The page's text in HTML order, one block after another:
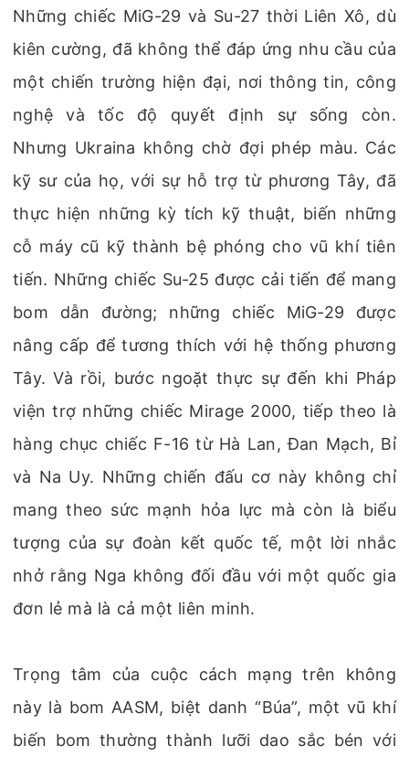
Những chiếc MiG-29 và Su-27 thời Liên Xô, dù
kiên cường, đã không thể đáp ứng nhu cầu của
một chiến trường hiện đại, nơi thông tin, công
nghệ và tốc độ quyết định sự sống còn.
Nhưng Ukraina không chờ đợi phép màu. Các
kỹ sư của họ, với sự hỗ trợ từ phương Tây, đã
thực hiện những kỳ tích kỹ thuật, biến những
cỗ máy cũ kỹ thành bệ phóng cho vũ khí tiên
tiến. Những chiếc Su-25 được cải tiến để mang
bom dẫn đường; những chiếc MiG-29 được
nâng cấp để tương thích với hệ thống phương
Tây. Và rồi, bước ngoặt thực sự đến khi Pháp
viện trợ những chiếc Mirage 2000, tiếp theo là
hàng chục chiếc F-16 từ Hà Lan, Đan Mạch, Bỉ
và Na Uy. Những chiến đấu cơ này không chỉ
mang theo sức mạnh hỏa lực mà còn là biểu
tượng của sự đoàn kết quốc tế, một lời nhắc
nhở rằng Nga không đối đầu với một quốc gia
đơn lẻ mà là cả một liên minh.
Trọng tâm của cuộc cách mạng trên không
này là bom AASM, biệt danh “Búa”, một vũ khí
biến bom thường thành lưỡi dao sắc bén với